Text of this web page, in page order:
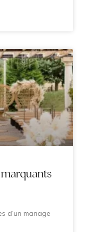
marquants
d’un mariage